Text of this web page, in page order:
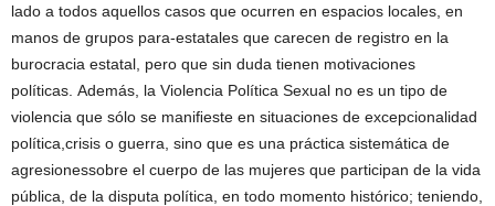
lado a todos aquellos casos que ocurren en espacios locales, en
manos de grupos para-estatales que carecen de registro en la
burocracia estatal, pero que sin duda tienen motivaciones
políticas. Además, la Violencia Política Sexual no es un tipo de
violencia que sólo se maniﬁeste en situaciones de excepcionalidad
política,crisis o guerra, sino que es una práctica sistemática de
agresionessobre el cuerpo de las mujeres que participan de la vida
pública, de la disputa política, en todo momento histórico; teniendo,